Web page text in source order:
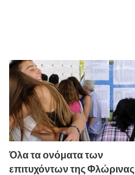
Όλα τα ονόματα των
επιτυχόντων της Φλώρινας